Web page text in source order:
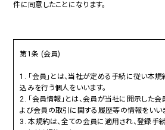
件に同意したことになります。